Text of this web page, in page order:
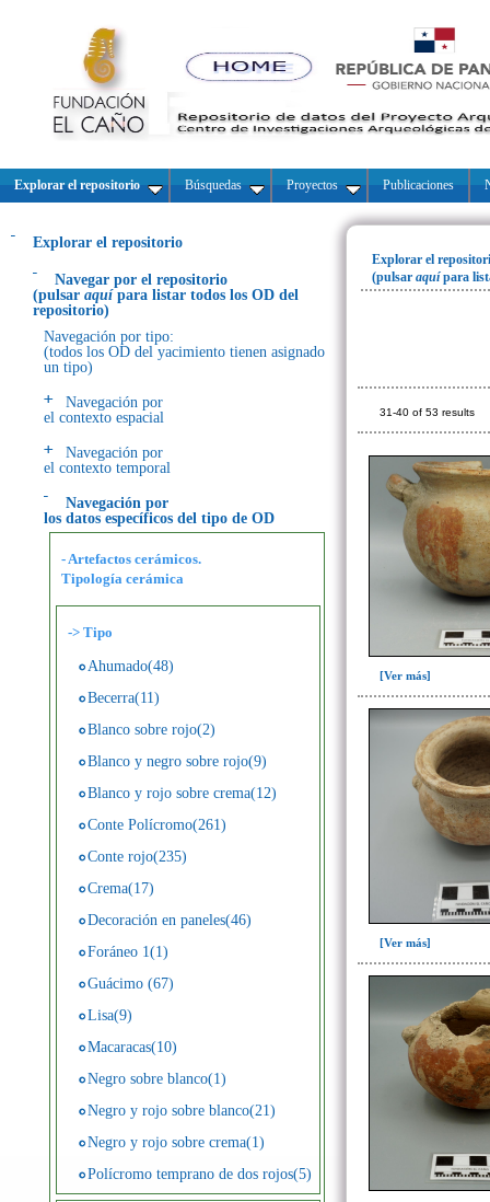
Explorar el repositorio Búsquedas Proyectos Publicaciones
Explorar el repositorio
Navegar por el repositorio
(pulsar aquí para listar todos los OD del
repositorio)
Navegación por tipo:
(todos los OD del yacimiento tienen asignado
un tipo)
Navegación por
el contexto espacial
Navegación por
el contexto temporal
Navegación por
los datos específicos del tipo de OD
- Artefactos cerámicos.
Tipología cerámica
-> Tipo
Ahumado(48)
Becerra(11)
Blanco sobre rojo(2)
Blanco y negro sobre rojo(9)
Blanco y rojo sobre crema(12)
Conte Polícromo(261)
Conte rojo(235)
Crema(17)
Decoración en paneles(46)
Foráneo 1(1)
Guácimo (67)
Lisa(9)
Macaracas(10)
Negro sobre blanco(1)
Negro y rojo sobre blanco(21)
Negro y rojo sobre crema(1)
Polícromo temprano de dos rojos(5)
Explorar el
(pulsar aquípara
31-40 of 53 results
[Ver más]
[Ver más]